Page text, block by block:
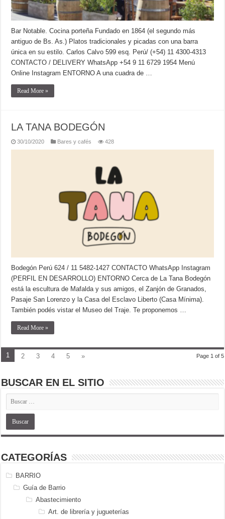
Bar Notable. Cocina porteña Fundado en 1864 (el segundo más
antiguo de Bs. As.) Platos tradicionales y picadas con una barra
única en su estilo. Carlos Calvo 599 esq. Perú/ (+54) 11 4300-4313
CONTACTO / DELIVERY WhatsApp +54 9 11 6729 1954 Menú
Online Instagram ENTORNO A una cuadra de …
Read More »
LA TANA BODEGÓN
30/10/2020 Bares y cafés 428
Bodegón Perú 624 / 11 5482-1427 CONTACTO WhatsApp Instagram
(PERFIL EN DESARROLLO) ENTORNO Cerca de La Tana Bodegón
está la escultura de Mafalda y sus amigos, el Zanjón de Granados,
Pasaje San Lorenzo y la Casa del Esclavo Liberto (Casa Mínima).
También podés vistar el Museo del Traje. Te proponemos …
Read More »
Page 1 of 5
1 2 3 4 5 »
BUSCAR EN EL SITIO
CATEGORÍAS
BARRIO
Guía de Barrio
Abastecimiento
Art. de librería y jugueterías